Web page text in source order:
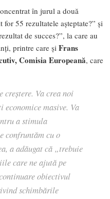
în jurul a două
55 rezultatele așteptate?” și
de succes?”, la care au
printre care și Frans
Comisia Europeană, care
creștere. Va crea noi
masive. Va
a stimula
confruntăm cu o
a adăugat că „trebuie
care ne ajută pe
obiectivul
schimbările